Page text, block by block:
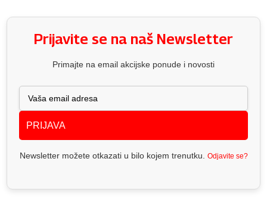
Prijavite se na naš Newsletter
Primajte na email akcijske ponude i novosti
PRIJAVA
Newsletter možete otkazati u bilo kojem trenutku. Odjavite se?